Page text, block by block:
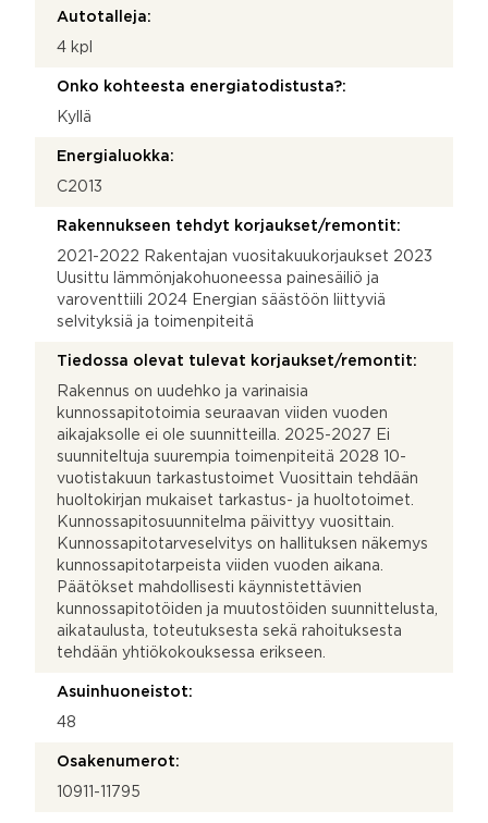
Autotalleja:
4 kpl
Onko kohteesta energiatodistusta?:
Kyllä
Energialuokka:
C2013
Rakennukseen tehdyt korjaukset/remontit:
2021-2022 Rakentajan vuositakuukorjaukset 2023
Uusittu lämmönjakohuoneessa painesäiliö ja
varoventtiili 2024 Energian säästöön liittyviä
selvityksiä ja toimenpiteitä
Tiedossa olevat tulevat korjaukset/remontit:
Rakennus on uudehko ja varinaisia
kunnossapitotoimia seuraavan viiden vuoden
aikajaksolle ei ole suunnitteilla. 2025-2027 Ei
suunniteltuja suurempia toimenpiteitä 2028 10-
vuotistakuun tarkastustoimet Vuosittain tehdään
huoltokirjan mukaiset tarkastus- ja huoltotoimet.
Kunnossapitosuunnitelma päivittyy vuosittain.
Kunnossapitotarveselvitys on hallituksen näkemys
kunnossapitotarpeista viiden vuoden aikana.
Päätökset mahdollisesti käynnistettävien
kunnossapitotöiden ja muutostöiden suunnittelusta,
aikataulusta, toteutuksesta sekä rahoituksesta
tehdään yhtiökokouksessa erikseen.
Asuinhuoneistot:
48
Osakenumerot:
10911-11795